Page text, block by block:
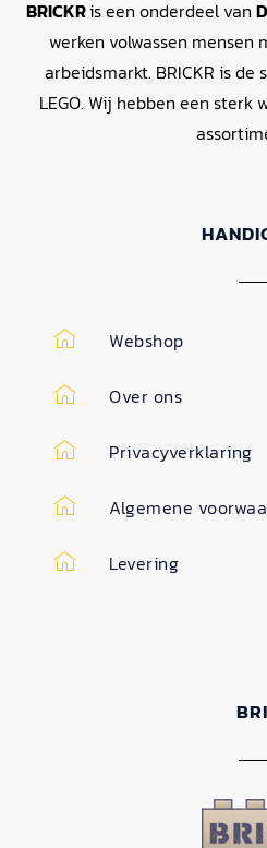
BRICKRis een onderdeel van
werken volwassen
arbeidsmarkt. BRICKR is
LEGO. Wij hebben een sterk
Webshop
Over ons
Privacyverklaring
Algemene
Levering